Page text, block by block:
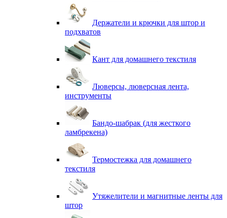
Держатели и крючки для штор и
подхватов
Кант для домашнего текстиля
Люверсы, люверсная лента,
инструменты
Бандо-шабрак (для жесткого
ламбрекена)
Термостежка для домашнего
текстиля
Утяжелители и магнитные ленты для
штор